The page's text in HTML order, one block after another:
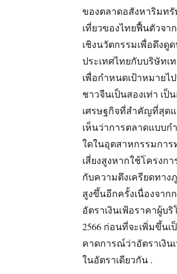
ของตลาดอสังหาริมท
เที่ยวของไทยฟื้นตัวจ
เชิงนวัตกรรมเพื่อดึงดู
ประเทศไทยกับบริษัทเ
เพื่อกำหนดเป้าหมายไ
ชาวจีนเป็นสองเท่า เ
เศรษฐกิจที่สำคัญที่สุด
เห็นว่าการตลาดแบบ
ใดในอุตสาหกรรมการ
เสี่ยงสูงหากใช้โครงก
กับความตึงเครียดทาง
สูงขึ้นอีกครั้งเนื่องจาก
อัตราเงินเฟ้อราคาผู้บ
2566 ก่อนที่จะเพิ่มขึ้นเ
คาดการณ์ว่าอัตราเงิน
ในอัตราเดียวกัน .